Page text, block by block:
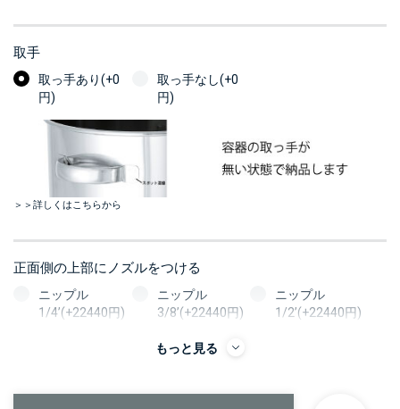
取手
取っ手あり(+0
円)
取っ手なし(+0
円)
＞＞詳しくはこちらから
正面側の上部にノズルをつける
ニップル
1/4’(+22440円)
ニップル
3/8’(+22440円)
ニップル
1/2’(+22440円)
ソケット
3/8’(+22440円)
もっと見る